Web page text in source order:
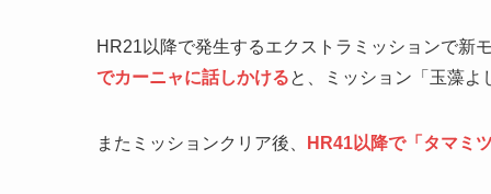
HR21以降で発生するエクストラミッションで新
でカーニャに話しかけると、ミッション「玉藻よ
またミッションクリア後、 HR41以降で「タマミ